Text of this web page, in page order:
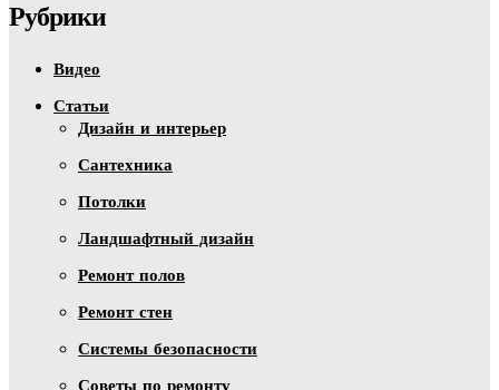
Рубрики
Видео
Статьи
Дизайн и интерьер
Сантехника
Потолки
Ландшафтный дизайн
Ремонт полов
Ремонт стен
Системы безопасности
Советы по ремонту